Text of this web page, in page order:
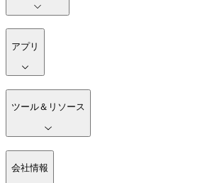
アプリ
ツール＆リソース
会社情報